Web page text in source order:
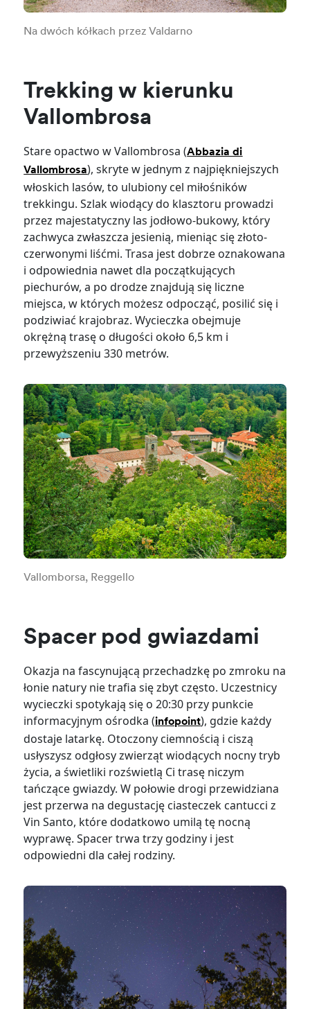
Na dwóch kółkach przez Valdarno
Trekking w kierunku
Vallombrosa
Stare opactwo w Vallombrosa (Abbazia di
Vallombrosa), skryte w jednym z najpiękniejszych
włoskich lasów, to ulubiony cel miłośników
trekkingu. Szlak wiodący do klasztoru prowadzi
przez majestatyczny las jodłowo-bukowy, który
zachwyca zwłaszcza jesienią, mieniąc się złoto-
czerwonymi liśćmi. Trasa jest dobrze oznakowana
i odpowiednia nawet dla początkujących
piechurów, a po drodze znajdują się liczne
miejsca, w których możesz odpocząć, posilić się i
podziwiać krajobraz. Wycieczka obejmuje
okrężną trasę o długości około 6,5 km i
przewyższeniu 330 metrów.
Vallomborsa, Reggello
Spacer pod gwiazdami
Okazja na fascynującą przechadzkę po zmroku na
łonie natury nie trafia się zbyt często. Uczestnicy
wycieczki spotykają się o 20:30 przy punkcie
informacyjnym ośrodka (infopoint), gdzie każdy
dostaje latarkę. Otoczony ciemnością i ciszą
usłyszysz odgłosy zwierząt wiodących nocny tryb
życia, a świetliki rozświetlą Ci trasę niczym
tańczące gwiazdy. W połowie drogi przewidziana
jest przerwa na degustację ciasteczek cantucci z
Vin Santo, które dodatkowo umilą tę nocną
wyprawę. Spacer trwa trzy godziny i jest
odpowiedni dla całej rodziny.